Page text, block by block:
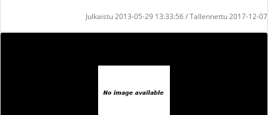
Julkaistu 2013-05-29 13:33:56 / Tallennettu 2017-12-07